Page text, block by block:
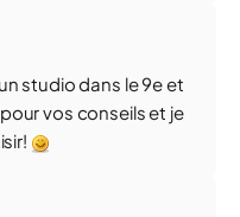
studio dans le 9e et
vos conseils et je